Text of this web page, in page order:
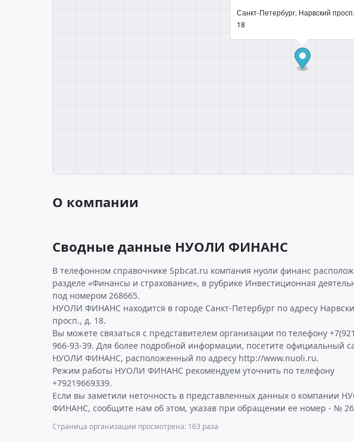
Санкт-Петербург, Нарвский
18
О компании
Сводные данные НУОЛИ ФИНАНС
В телефонном справочнике Spbcat.ru компания нуоли финанс
разделе «Финансы и страхование», в рубрике Инвестиционная
под номером 268665.
НУОЛИ ФИНАНС находится в городе Санкт-Петербург по адресу
просп., д. 18.
Вы можете связаться с представителем организации по телефону
966-93-39. Для более подробной информации, посетите официальный
НУОЛИ ФИНАНС, расположенный по адресу http://www.nuoli.ru.
Режим работы НУОЛИ ФИНАНС рекомендуем уточнить по телефону
+79219669339.
Если вы заметили неточность в представленных данных о компании
ФИНАНС, сообщите нам об этом, указав при обращении ее номер - №
Страница организации просмотрена: 163 раза